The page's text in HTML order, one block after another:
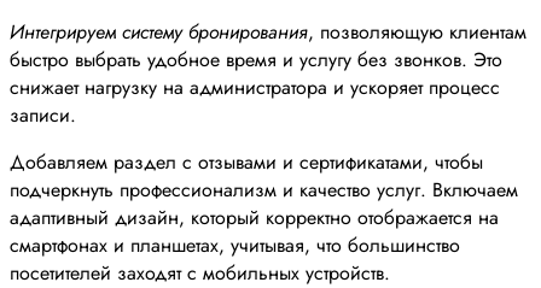
Интегрируем систему бронирования, позволяющую клиентам
быстро выбрать удобное время и услугу без звонков. Это
снижает нагрузку на администратора и ускоряет процесс
записи.
Добавляем раздел с отзывами и сертификатами, чтобы
подчеркнуть профессионализм и качество услуг. Включаем
адаптивный дизайн, который корректно отображается на
смартфонах и планшетах, учитывая, что большинство
посетителей заходят с мобильных устройств.